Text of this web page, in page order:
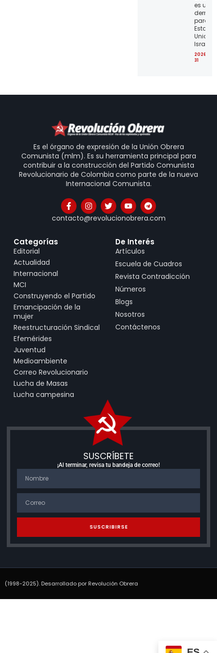
es una
derrota
para
Unidos
Israel
2026-
31
Es el órgano de expresión de la Unión Obrera
Comunista (mlm). Es su herramienta principal para
contribuir a la construcción del Partido Comunista
Revolucionario de Colombia como parte de la nueva
Internacional Comunista.
contacto@revolucionobrera.com
Categorías
Editorial
Actualidad
Internacional
MCI
Construyendo el Partido
Emancipación de la
mujer
Reestructuración Sindical
Efemérides
Juventud
Medioambiente
Correo Revolucionario
Lucha de Masas
Lucha campesina
De Interés
Artículos
Escuela de Cuadros
Revista Contradicción
Números
Blogs
Nosotros
Contáctenos
SUSCRÍBETE
¡Al terminar, revisa tu bandeja de correo!
SUSCRIBIRSE
(1998-2025). Desarrollado por Revolución Obrera